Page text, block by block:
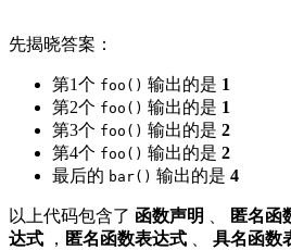
先揭晓答案：
第1个 foo() 输出的是 1
第2个 foo() 输出的是 1
第3个 foo() 输出的是 2
第4个 foo() 输出的是 2
最后的 bar() 输出的是 4
以上代码包含了 函数声明 匿名函
达式 ， 匿名函数表达式 具名函数